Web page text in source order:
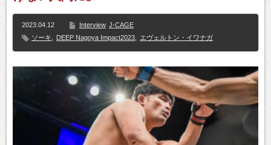
2023.04.12 Interview J-CAGE
ソーキ
DEEP Nagoya Impact2023 エヴェルトン・イワナガ